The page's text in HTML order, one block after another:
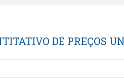
DE PREÇOS